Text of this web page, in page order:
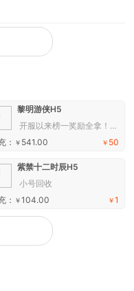
黎明游侠H5
开服以来榜一奖励全拿！换游玩！拿去
￥ 50
： ￥ 541.00
紫禁十二时辰H5
小号回收
￥1
： ￥104.00